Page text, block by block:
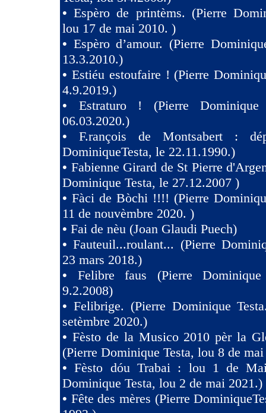
•Espèro de printèms. (Pierre
lou 17 de mai 2010. )
• Espèro d’amour. (Pierre
13.3.2010.)
• Estiéu estoufaire ! (Pierre
4.9.2019.)
• Estraturo ! (Pierre
06.03.2020.)
• F.rançois de Montsabert :
DominiqueTesta, le 22.11.1990.)
• Fabienne Girard de St Pierre
Dominique Testa, le 27.12.2007 )
• Fàci de Bòchi !!!! (Pierre
11 de nouvèmbre 2020. )
• Fai de nèu (Joan Glaudi Puech)
•Fauteuil...roulant... (Pierre
23 mars 2018.)
• Felibre faus (Pierre
9.2.2008)
• Felibrige. (Pierre Dominique
setèmbre 2020.)
• Fèsto de la Musico 2010 pèr la
(Pierre Dominique Testa, lou 8 de
•Fèsto dóu Trabai : lou 1 de
Dominique Testa, lou 2 de mai 2021.)
• Fête des mères (Pierre